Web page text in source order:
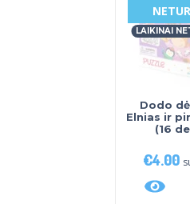
LAIKINAI
Dodo
Elnias ir
(16
€4.00